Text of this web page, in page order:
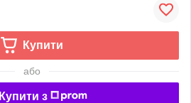
Купити
або
Купити з